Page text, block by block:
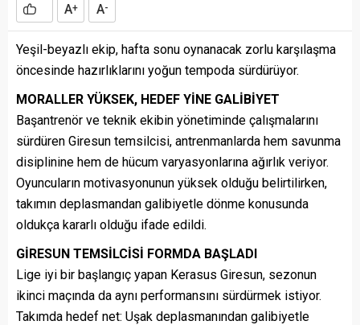
A+ A-
Yeşil-beyazlı ekip, hafta sonu oynanacak zorlu karşılaşma
öncesinde hazırlıklarını yoğun tempoda sürdürüyor.
MORALLER YÜKSEK, HEDEF YİNE GALİBİYET
Başantrenör ve teknik ekibin yönetiminde çalışmalarını
sürdüren Giresun temsilcisi, antrenmanlarda hem savunma
disiplinine hem de hücum varyasyonlarına ağırlık veriyor.
Oyuncuların motivasyonunun yüksek olduğu belirtilirken,
takımın deplasmandan galibiyetle dönme konusunda
oldukça kararlı olduğu ifade edildi.
GİRESUN TEMSİLCİSİ FORMDA BAŞLADI
Lige iyi bir başlangıç yapan Kerasus Giresun, sezonun
ikinci maçında da aynı performansını sürdürmek istiyor.
Takımda hedef net: Uşak deplasmanından galibiyetle